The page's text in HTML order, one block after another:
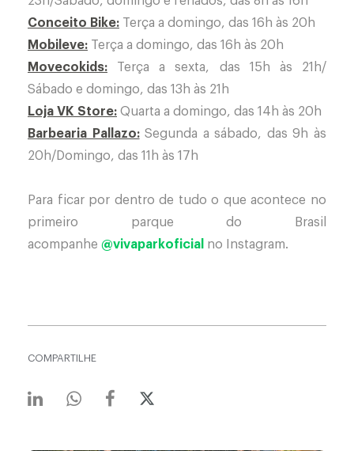
Conceito Bike: Terça a domingo, das 16h às 20h
Mobileve: Terça a domingo, das 16h às 20h
Movecokids: Terça a sexta, das 15h às 21h/
Sábado e domingo, das 13h às 21h
Loja VK Store: Quarta a domingo, das 14h às 20h
Barbearia Pallazo:Segunda a sábado, das 9h às
20h/Domingo, das 11h às 17h
Para ficar por dentro de tudo o que acontece no
primeiro parque do Brasil
acompanhe @vivaparkoficial no Instagram.
COMPARTILHE